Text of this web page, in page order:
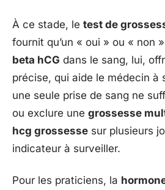
À ce stade, le test de
fournit qu’un « oui » ou « non
beta hCG dans le sang, lui,
précise, qui aide le médecin à
une seule prise de sang ne
ou exclure une grossesse
hcg grossesse sur plusieurs
indicateur à surveiller.
Pour les praticiens, la